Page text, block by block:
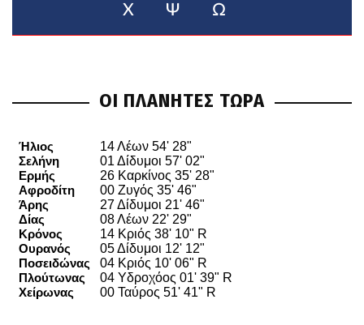
Χ Ψ Ω
ΟΙ ΠΛΑΝΗΤΕΣ ΤΩΡΑ